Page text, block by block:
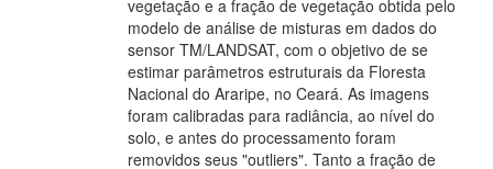
vegetação e a fração de vegetação obtida pelo
modelo de análise de misturas em dados do
sensor TM/LANDSAT, com o objetivo de se
estimar parâmetros estruturais da Floresta
Nacional do Araripe, no Ceará. As imagens
foram calibradas para radiância, ao nível do
solo, e antes do processamento foram
removidos seus "outliers". Tanto a fração de